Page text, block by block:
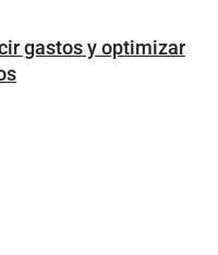
gastos y optimizar